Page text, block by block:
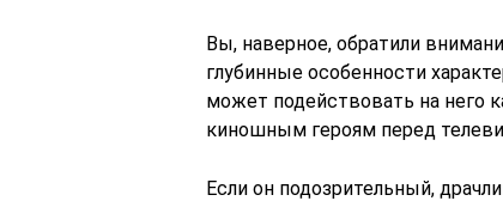
Вы, наверное, обратили
глубинные особенности
может подействовать на него
киношным героям перед
Если он подозрительный,